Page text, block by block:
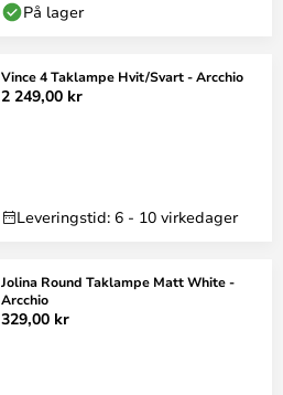
På lager
Vince 4 Taklampe Hvit/Svart - Arcchio
2 249,00 kr
Leveringstid: 6 - 10 virkedager
Jolina Round Taklampe Matt White -
Arcchio
329,00 kr